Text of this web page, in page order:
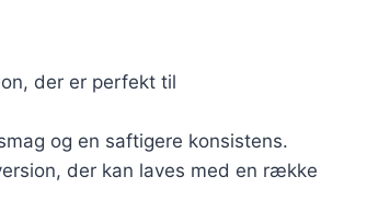
der er perfekt til
og en saftigere konsistens.
der kan laves med en række